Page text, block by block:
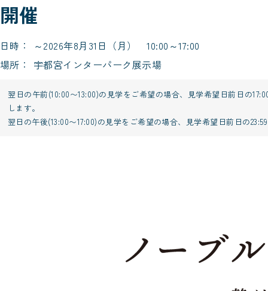
開催
日時
～2026年8月31日（月） 10:00～17:00
場所
宇都宮インターパーク展示場
翌日の午前(10:00〜13:00)の見学をご希望の場合、見学希望日前日の
します。
翌日の午後(13:00〜17:00)の見学をご希望の場合、見学希望日前日の